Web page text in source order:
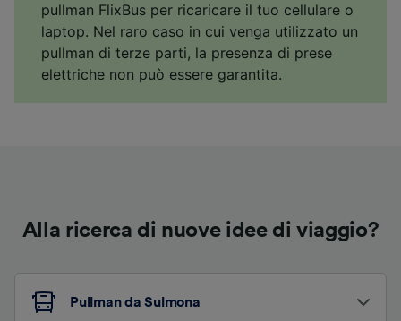
pullman FlixBus per ricaricare il tuo cellulare o
laptop. Nel raro caso in cui venga utilizzato un
pullman di terze parti, la presenza di prese
elettriche non può essere garantita.
Alla ricerca di nuove idee di viaggio?
Pullman da Sulmona